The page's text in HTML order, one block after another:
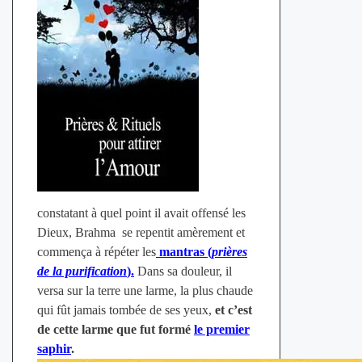
constatant à quel point il avait offensé les
Dieux, Brahma se repentit amèrement et
commença à répéter lesmantras (prières
de la purification).Dans sa douleur, il
versa sur la terre une larme, la plus chaude
qui fût jamais tombée de ses yeux, et c’est
de cette larme que fut formé le premier
saphir.